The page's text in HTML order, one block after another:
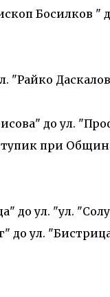
Босилков "
"Райко
до ул.
при
до ул. "ул.
до ул.